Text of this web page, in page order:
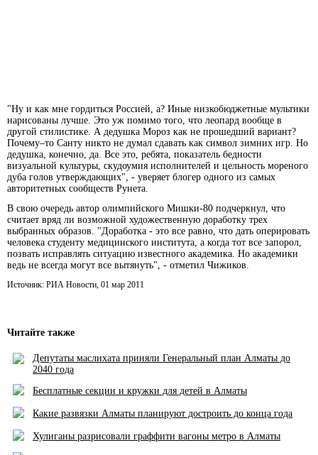
"Ну и как мне гордиться Россией, а? Иные низкобюджетные мультики
нарисованы лучше. Это уж помимо того, что леопард вообще в
другой стилистике. А дедушка Мороз как не прошедший вариант?
Почему–то Санту никто не думал сдавать как символ зимних игр. Но
дедушка, конечно, да. Все это, ребята, показатель бедности
визуальной культуры, скудоумия исполнителей и цельность мореного
дуба голов утверждающих", - уверяет блогер одного из самых
авторитетных сообществ Рунета.
В свою очередь автор олимпийского Мишки-80 подчеркнул, что
считает вряд ли возможной художественную доработку трех
выбранных образов. "Доработка - это все равно, что дать оперировать
человека студенту медицинского института, а когда тот все запорол,
позвать исправлять ситуацию известного академика. Но академики
ведь не всегда могут все вытянуть", - отметил Чижиков.
Источник: РИА Новости, 01 мар 2011
Читайте также
Депутаты маслихата приняли Генеральный план Алматы до
2040 года
Бесплатные секции и кружки для детей в Алматы
Какие развязки Алматы планируют достроить до конца года
Хулиганы разрисовали граффити вагоны метро в Алматы